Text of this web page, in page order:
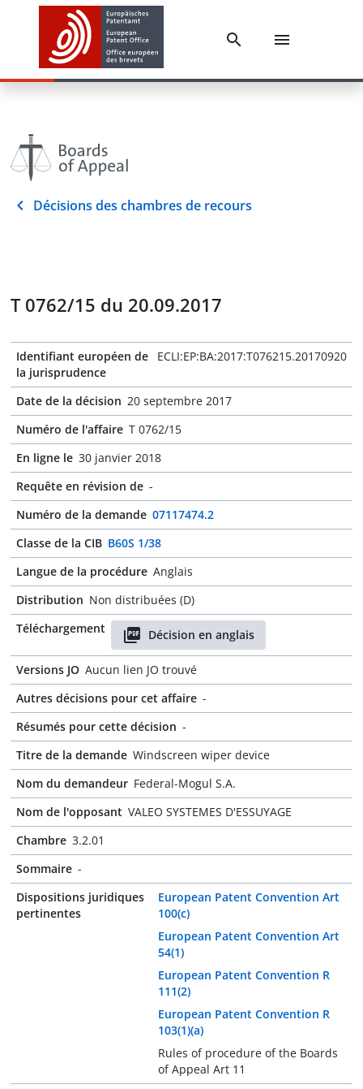
Décisions des chambres de recours
T 0762/15 du 20.09.2017
Identifiant européen de
la jurisprudence
ECLI:EP:BA:2017:T076215.20170920
Date de la décision 20 septembre 2017
Numéro de l'affaire T 0762/15
En ligne le 30 janvier 2018
Requête en révision de -
Numéro de la demande 07117474.2
Classe de la CIB B60S 1/38
Langue de la procédure Anglais
Distribution Non distribuées (D)
Téléchargement
Décision en anglais
Versions JO Aucun lien JO trouvé
Autres décisions pour cet affaire -
Résumés pour cette décision -
Titre de la demande Windscreen wiper device
Nom du demandeur Federal-Mogul S.A.
Nom de l'opposant VALEO SYSTEMES D'ESSUYAGE
Chambre 3.2.01
Sommaire -
Dispositions juridiques
pertinentes
European Patent Convention Art
100(c)
European Patent Convention Art
54(1)
European Patent Convention R
111(2)
European Patent Convention R
103(1)(a)
Rules of procedure of the Boards
of Appeal Art 11